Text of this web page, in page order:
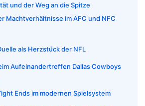
und der Weg an die Spitze
Machtverhältnisse im AFC und NFC
als Herzstück der NFL
Aufeinandertreffen Dallas Cowboys
Ends im modernen Spielsystem